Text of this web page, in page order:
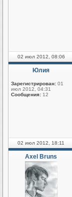
02 июл 2012, 08:06
Юлия
Зарегистрирован: 01
июл 2012, 04:31
Сообщения: 12
02 июл 2012, 18:11
Axel Bruns